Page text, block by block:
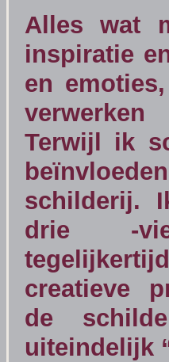
Alles wat
inspiratie
en
Terwijl ik
schilderij.
drie -
creatieve
de
uiteindelijk